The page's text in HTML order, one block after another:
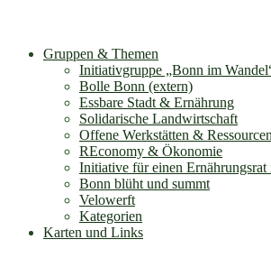
Gruppen & Themen
Initiativgruppe „Bonn im
Bolle Bonn (extern)
Essbare Stadt & Ernährung
Solidarische Landwirtschaft
Offene Werkstätten &
REconomy & Ökonomie
Initiative für einen
Bonn blüht und summt
Velowerft
Kategorien
Karten und Links